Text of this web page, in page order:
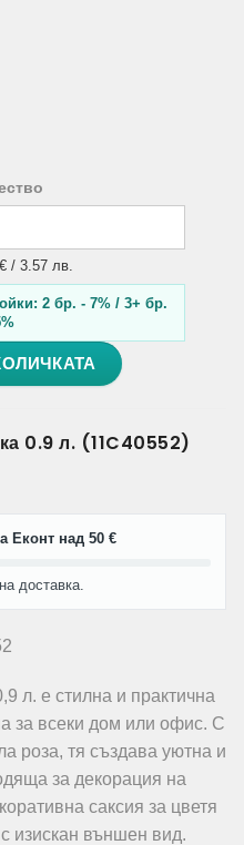
/ 3.57 лв.
2 бр. - 7% / 3+ бр.
0.9 л. (11C40552)
Еконт над 50 €
доставка.
л. е стилна и практична
за всеки дом или офис. С
роза, тя създава уютна и
за декорация на
саксия за цветя
изискан външен вид.